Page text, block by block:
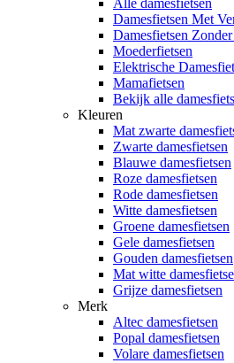
Alle damesfietsen
Damesfietsen Met
Damesfietsen
Moederfietsen
Elektrische
Mamafietsen
Bekijk alle
Kleuren
Mat zwarte
Zwarte damesfietsen
Blauwe damesfietsen
Roze damesfietsen
Rode damesfietsen
Witte damesfietsen
Groene damesfietsen
Gele damesfietsen
Gouden damesfietsen
Mat witte
Grijze damesfietsen
Merk
Altec damesfietsen
Popal damesfietsen
Volare damesfietsen